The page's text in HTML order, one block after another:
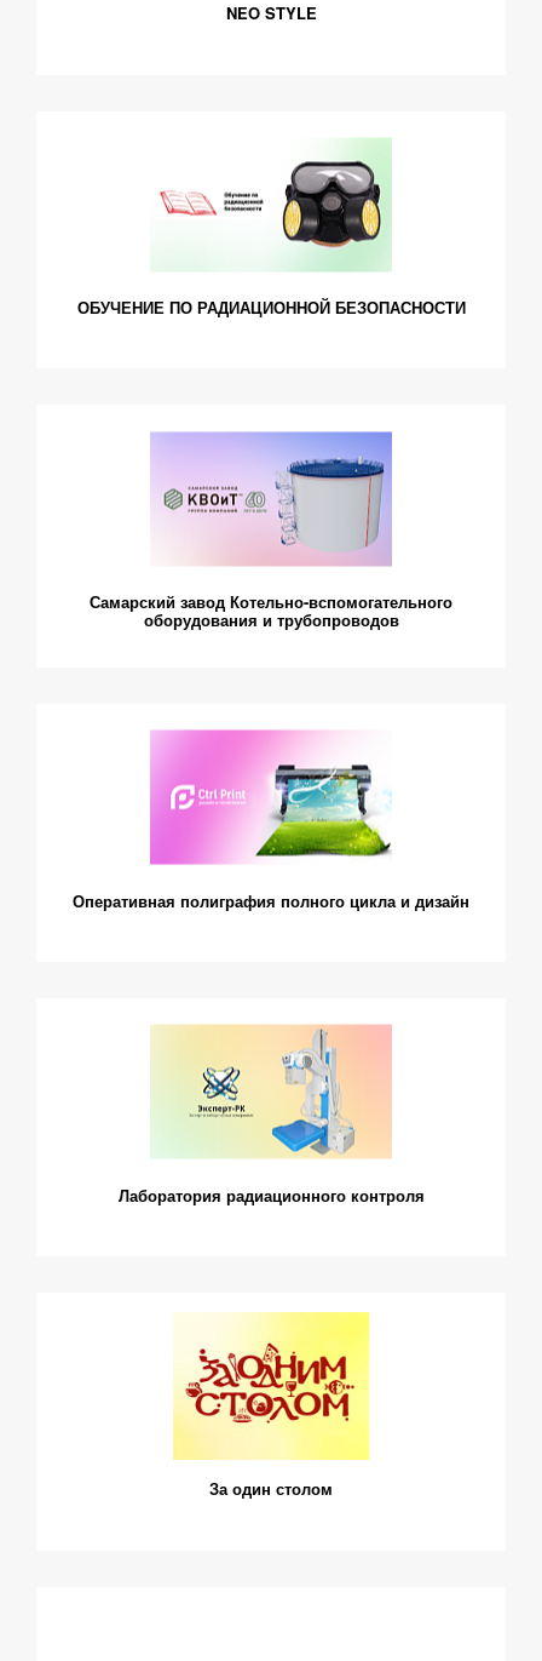
NEO STYLE
ОБУЧЕНИЕ ПО РАДИАЦИОННОЙ БЕЗОПАСНОСТИ
Самарский завод Котельно-вспомогательного
оборудования и трубопроводов
Оперативная полиграфия полного цикла и дизайн
Лаборатория радиационного контроля
За один столом